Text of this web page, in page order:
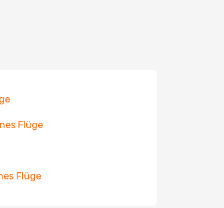
Flüge
Flüge